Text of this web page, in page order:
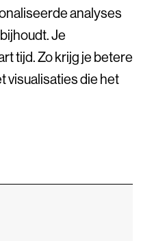
analyses
Je
tijd. Zo krijg je betere
visualisaties die het